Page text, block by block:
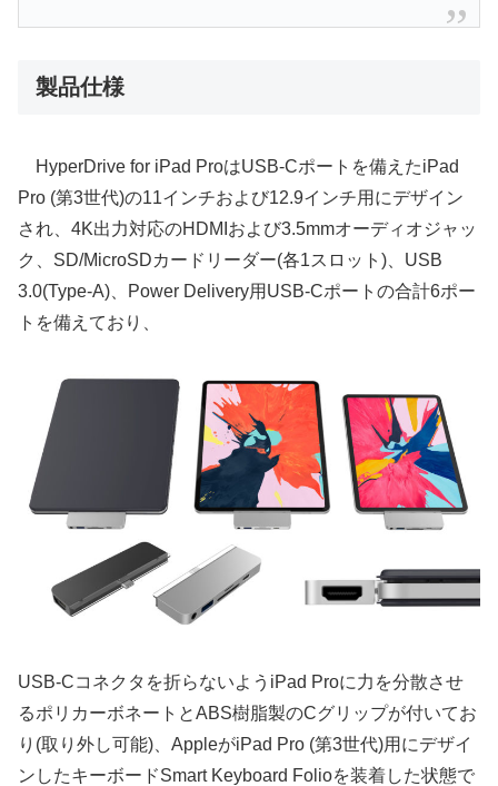
製品仕様
HyperDrive for iPad ProはUSB-Cポートを備えたiPad
Pro (第3世代)の11インチおよび12.9インチ用にデザイン
され、4K出力対応のHDMIおよび3.5mmオーディオジャッ
ク、SD/MicroSDカードリーダー(各1スロット)、USB
3.0(Type-A)、Power Delivery用USB-Cポートの合計6ポー
トを備えており、
USB-Cコネクタを折らないようiPad Proに力を分散させ
るポリカーボネートとABS樹脂製のCグリップが付いてお
り(取り外し可能)、AppleがiPad Pro (第3世代)用にデザイ
ンしたキーボードSmart Keyboard Folioを装着した状態で